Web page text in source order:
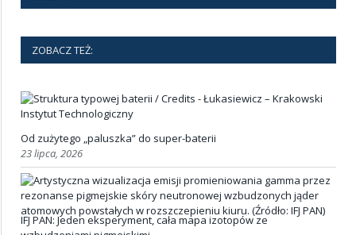
ZOBACZ TEŻ:
Od zużytego „paluszka” do super-baterii
23 lipca, 2026
IFJ PAN: Jeden eksperyment, cała mapa izotopów ze